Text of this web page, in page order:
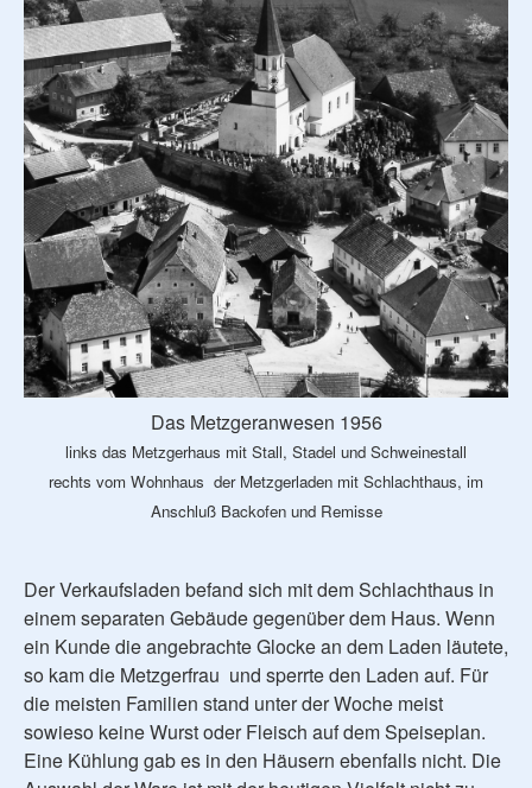
Das Metzgeranwesen 1956
links das Metzgerhaus mit Stall, Stadel und Schweinestall
rechts vom Wohnhaus der Metzgerladen mit Schlachthaus, im
Anschluß Backofen und Remisse
Der Verkaufsladen befand sich mit dem Schlachthaus in
einem separaten Gebäude gegenüber dem Haus. Wenn
ein Kunde die angebrachte Glocke an dem Laden läutete,
so kam die Metzgerfrau und sperrte den Laden auf. Für
die meisten Familien stand unter der Woche meist
sowieso keine Wurst oder Fleisch auf dem Speiseplan.
Eine Kühlung gab es in den Häusern ebenfalls nicht. Die